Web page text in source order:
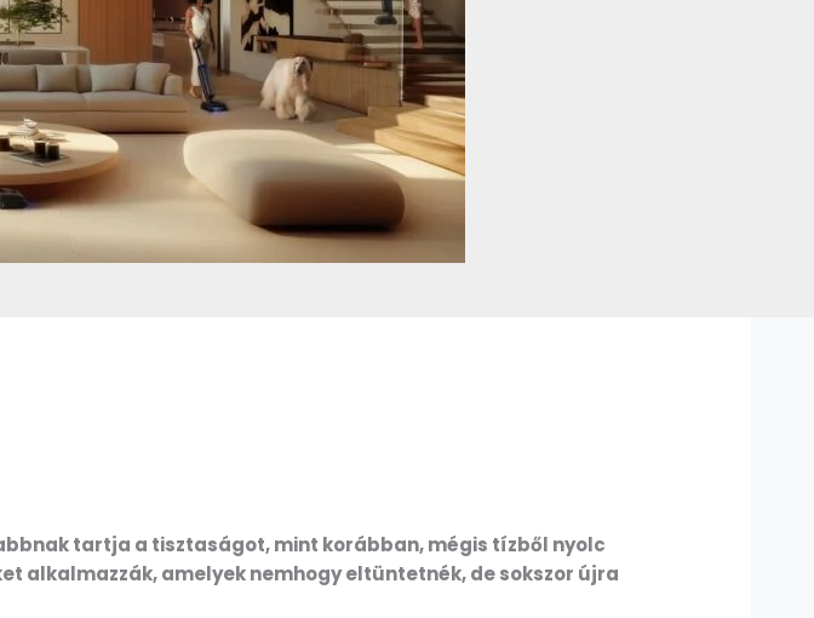
tartja a tisztaságot, mint korábban, mégis tízből nyolc
alkalmazzák, amelyek nemhogy eltüntetnék, de sokszor újra